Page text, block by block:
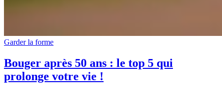
Garder la forme
Bouger après 50 ans : le top 5 qui
prolonge votre vie !